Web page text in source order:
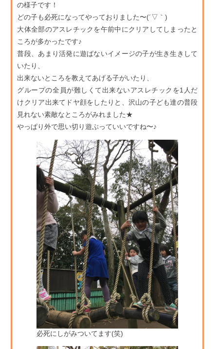
の様子です！
どの子も必死になってやっておりました〜(´▽｀)
大体全部のアスレチックを午前中にクリアしてしまったと
ころが多かったです♪
普段、あまり活発に遊ばないイメージの子が生き生きして
いたり、
出来ないところを教えてあげる子がいたり、
グループの全員が難しくて出来ないアスレチックを1人だ
けクリア出来てドヤ顔をしたりと、沢山の子ども達の普段
見れない素敵なところがみれました★
やっぱり外で思い切り遊ぶっていいですね〜♪
必死にしがみついてます(笑)